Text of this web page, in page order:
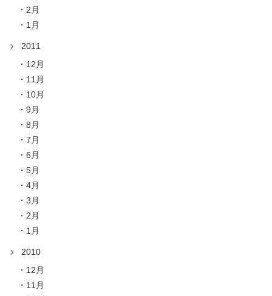
2月
1月
2011
12月
11月
10月
9月
8月
7月
6月
5月
4月
3月
2月
1月
2010
12月
11月